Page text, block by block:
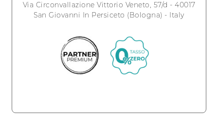
Via Circonvallazione Vittorio Veneto, 57/d - 40017
San Giovanni In Persiceto (Bologna) - Italy